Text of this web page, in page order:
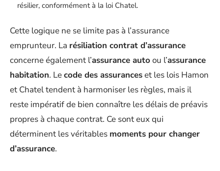
résilier, conformément à la loi Chatel.
Cette logique ne se limite pas à l’assurance
emprunteur. La résiliation contrat d’assurance
concerne également l’assurance auto ou l’assurance
habitation. Lecode des assuranceset les lois Hamon
et Chatel tendent à harmoniser les règles, mais il
reste impératif de bien connaître les délais de préavis
propres à chaque contrat. Ce sont eux qui
déterminent les véritables moments pour changer
d’assurance.